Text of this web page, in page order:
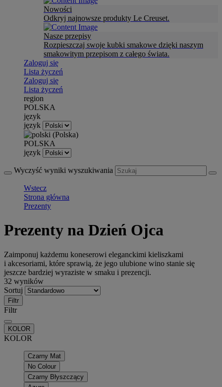
Nowości
Odkryj najnowsze produkty Le Creuset.
Nasze przepisy
Rozpieszczaj swoje kubki smakowe dzięki naszym
smakowitym przepisom z całego świata.
Zaloguj się
Lista życzeń
Zaloguj się
Lista życzeń
region
POLSKA
język
język
POLSKA
język
Wyczyść wyniki wyszukiwania
Wstecz
Strona główna
Prezenty
Prezenty na Dzień Ojca
Zaimponuj każdemu koneserowi eleganckimi kieliszkami
i akcesoriami, które sprawią, że jego ulubione wino stanie się
jeszcze bardziej wyraziste w smaku i prezencji.
32 wyników
Sortuj
Filtr
Filtr
KOLOR
KOLOR
Czarny Mat
No Colour
Czarny Błyszczący